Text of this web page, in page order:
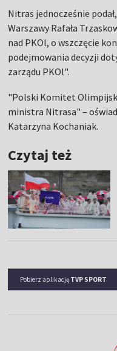
Nitras jednocześnie
Warszawy Rafała
nad PKOl, o wszczęcie
podejmowania decyzji
zarządu PKOl".
"Polski Komitet
ministra Nitrasa" –
Katarzyna Kochaniak.
Czytaj też
Pobierz aplikację TVP SPORT